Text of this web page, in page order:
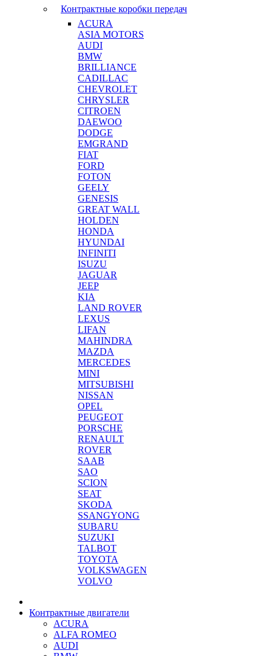
Контрактные коробки передач
ACURA
ASIA MOTORS
AUDI
BMW
BRILLIANCE
CADILLAC
CHEVROLET
CHRYSLER
CITROEN
DAEWOO
DODGE
EMGRAND
FIAT
FORD
FOTON
GEELY
GENESIS
GREAT WALL
HOLDEN
HONDA
HYUNDAI
INFINITI
ISUZU
JAGUAR
JEEP
KIA
LAND ROVER
LEXUS
LIFAN
MAHINDRA
MAZDA
MERCEDES
MINI
MITSUBISHI
NISSAN
OPEL
PEUGEOT
PORSCHE
RENAULT
ROVER
SAAB
SAO
SCION
SEAT
SKODA
SSANGYONG
SUBARU
SUZUKI
TALBOT
TOYOTA
VOLKSWAGEN
VOLVO
Контрактные двигатели
ACURA
ALFA ROMEO
AUDI